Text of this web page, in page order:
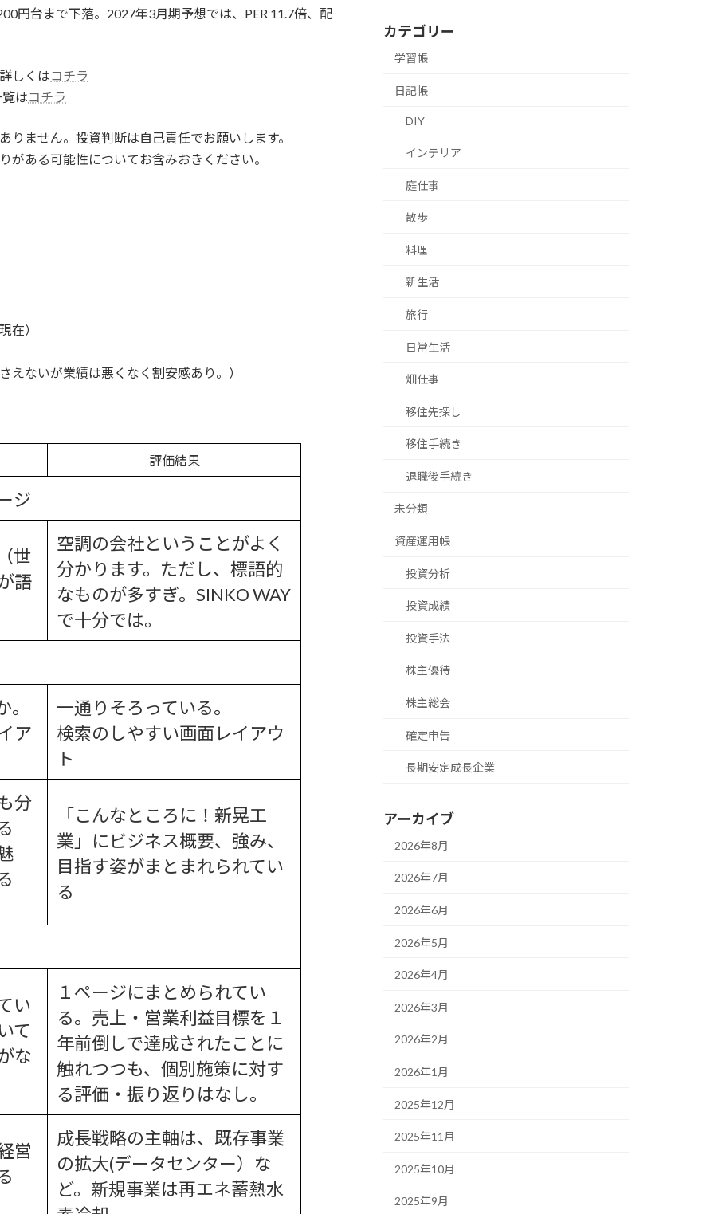
円台まで下落。2027年3月期予想では、PER 11.7倍、配
しくはコチラ
はコチラ
ません。投資判断は自己責任でお願いします。
ある可能性についてお含みおきください。
在）
えないが業績は悪くなく割安感あり。）
評価結果
ジ
世
語
空調の会社ということがよく
分かります。ただし、標語的
なものが多すぎ。SINKO WAY
で十分では。
ア
一通りそろっている。
検索のしやすい画面レイアウ
ト
分
「こんなところに！新晃工
業」にビジネス概要、強み、
目指す姿がまとまれられてい
る
い
て
な
１ページにまとめられてい
る。売上・営業利益目標を１
年前倒しで達成されたことに
触れつつも、個別施策に対す
る評価・振り返りはなし。
営
成長戦略の主軸は、既存事業
の拡大(データセンター）な
ど。新規事業は再エネ蓄熱水
カテゴリー
学習帳
日記帳
DIY
インテリア
庭仕事
散歩
料理
新生活
旅行
日常生活
畑仕事
移住先探し
移住手続き
退職後手続き
未分類
資産運用帳
投資分析
投資成績
投資手法
株主優待
株主総会
確定申告
長期安定成長企業
アーカイブ
2026年8月
2026年7月
2026年6月
2026年5月
2026年4月
2026年3月
2026年2月
2026年1月
2025年12月
2025年11月
2025年10月
2025年9月